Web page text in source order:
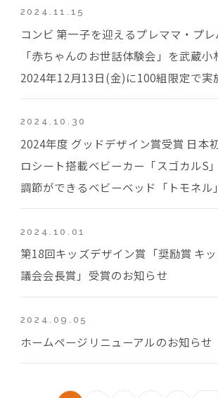
2024.11.15
コンビ 第一子を迎えるプレママ・プ
「赤ちゃんのお世話体験会」を武蔵小
2024年12月13日(金)に100組限定で実
2024.10.30
2024年度 グッドデザイン賞受賞 日本
ロシート搭載ベビーカー「スゴカルS
調節ができるベビーベッド「トモネル」
2024.10.01
第18回キッズデザイン賞「奨励賞 キ
議会会長賞」受賞のお知らせ
2024.09.05
ホームページリニューアルのお知らせ